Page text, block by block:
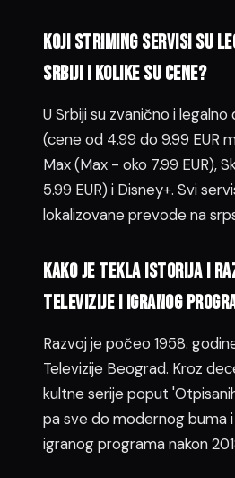
Koji striming servisi su
Srbiji i kolike su cene?
U Srbiji su zvanično i
(cene od 4.99 do 9.99 EUR
Max (Max - oko 7.99 EUR),
5.99 EUR) i Disney+. Svi
lokalizovane prevode na
Kako je tekla istorija i
televizije i igranog
Razvoj je počeo 1958.
Televizije Beograd. Kroz
kultne serije poput
pa sve do modernog buma
igranog programa nakon